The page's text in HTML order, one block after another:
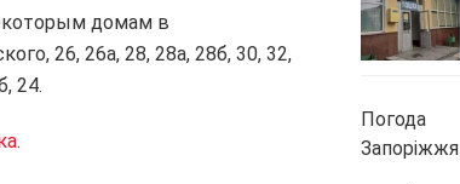
домам в
26, 26а, 28, 28а, 28б, 30, 32,
24.
.
Погода
Запоріжжя